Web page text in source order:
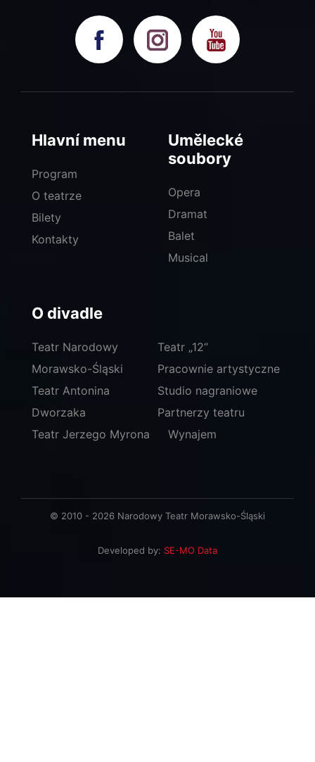
Hlavní menu
Program
O teatrze
Bilety
Kontakty
Umělecké
soubory
Opera
Dramat
Balet
Musical
O divadle
Teatr Narodowy
Morawsko-Śląski
Teatr Antonina
Dworzaka
Teatr Jerzego Myrona
Teatr „12“
Pracownie artystyczne
Studio nagraniowe
Partnerzy teatru
Wynajem
© 2010 - 2026 Narodowy Teatr Morawsko-Śląski
Developed by: SE-MO Data